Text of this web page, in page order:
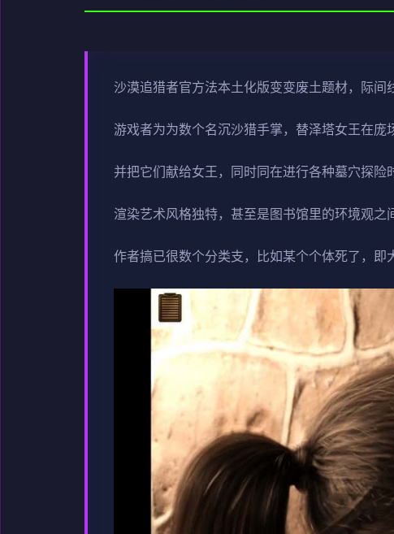
沙漠追猎者官方法本土化版变变废土题材，际间
游戏者为为数个名沉沙猎手掌，替泽塔女王在庞
并把它们献给女王，同时同在进行各种墓穴探险
渲染艺术风格独特，甚至是图书馆里的环境观之
作者搞已很数个分类支，比如某个个体死了，即